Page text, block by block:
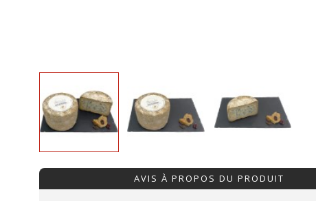
Avis clients
AVIS À PROPOS DU PRODUIT